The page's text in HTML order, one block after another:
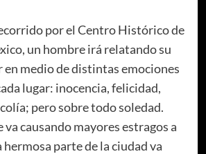
por el Centro Histórico de
un hombre irá relatando su
medio de distintas emociones
lugar: inocencia, felicidad,
pero sobre todo soledad.
va causando mayores estragos a
hermosa parte de la ciudad va